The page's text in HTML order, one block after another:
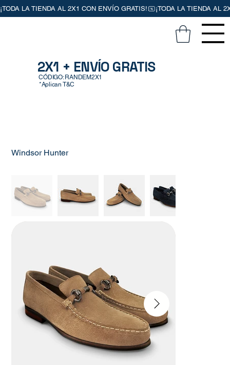
2X1 + ENVÍO GRATIS
CÓDIGO: RANDEM2X1
*Aplican T&C
Windsor Hunter